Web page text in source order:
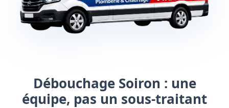
Débouchage Soiron : une
équipe, pas un sous-traitant